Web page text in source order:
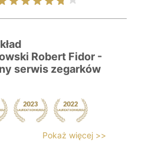
Robert Fidor -
serwis zegarków
Pokaż więcej >>